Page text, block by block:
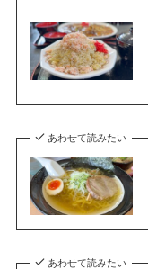
あわせて読みたい
あわせて読みたい